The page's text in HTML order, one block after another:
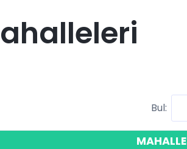
Bul:
MAHALLE